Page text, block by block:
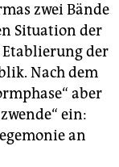
zwei Bände
Situation der
Etablierung der
Nach dem
aber
ein:
an